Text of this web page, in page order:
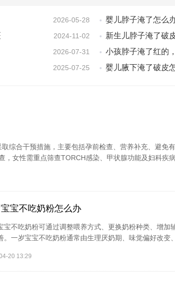
2026-05-28 婴儿脖子淹了怎么
2024-11-02 新生儿脖子淹了破
2026-07-31 小孩脖子淹了红的
2025-07-25 婴儿腋下淹了破皮
综合干预措施，主要包括孕前检查、营养补充、避免
女性需重点筛查TORCH感染、甲状腺功能及妇科疾病
宝不吃奶粉怎么办
宝不吃奶粉可通过调整喂养方式、更换奶粉种类、增
。一岁宝宝不吃奶粉通常由生理厌奶期、味觉偏好改变
20 13:29